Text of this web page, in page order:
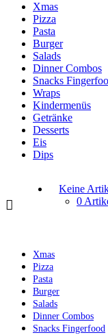
Xmas
Pizza
Pasta
Burger
Salads
Dinner Combos
Snacks
Wraps
Kindermenüs
Getränke
Desserts
Eis
Dips
Keine
0
Xmas
Pizza
Pasta
Burger
Salads
Dinner Combos
Snacks Fingerfood